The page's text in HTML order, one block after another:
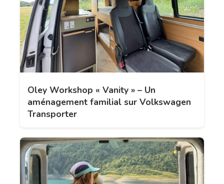
Oley Workshop « Vanity » – Un
aménagement familial sur Volkswagen
Transporter